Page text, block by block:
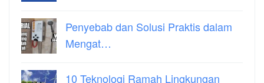
Penyebab dan Solusi Praktis dalam
Mengat…
10 Teknologi Ramah Lingkungan